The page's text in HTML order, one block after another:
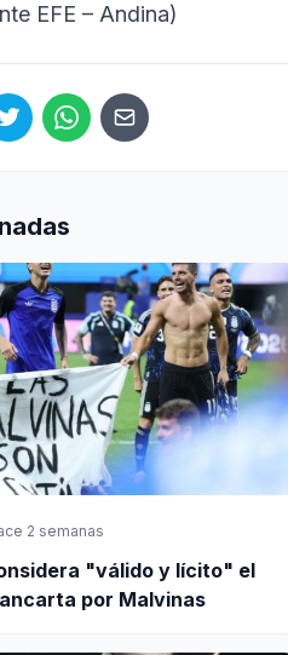
EFE – Andina)
2 semanas
"válido y lícito" el
por Malvinas